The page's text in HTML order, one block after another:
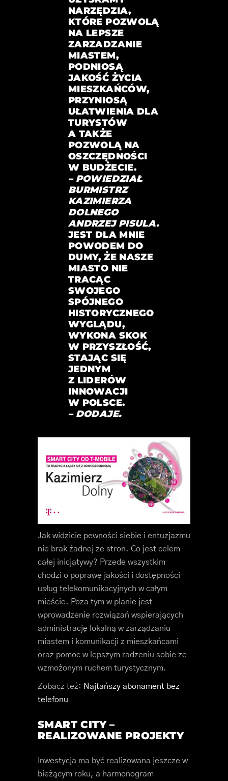
NARZĘDZIA,
KTÓRE POZWOLĄ
NA LEPSZE
ZARZADZANIE
MIASTEM,
PODNIOSĄ
JAKOŚĆ ŻYCIA
MIESZKAŃCÓW,
PRZYNIOSĄ
UŁATWIENIA DLA
TURYSTÓW
A TAKŻE
POZWOLĄ NA
OSZCZĘDNOŚCI
W BUDŻECIE.
– POWIEDZIAŁ
BURMISTRZ
KAZIMIERZA
DOLNEGO
ANDRZEJ PISULA.
JEST DLA MNIE
POWODEM DO
DUMY, ŻE NASZE
MIASTO NIE
TRACĄC
SWOJEGO
SPÓJNEGO
HISTORYCZNEGO
WYGLĄDU,
WYKONA SKOK
W PRZYSZŁOŚĆ,
STAJĄC SIĘ
JEDNYM
Z LIDERÓW
INNOWACJI
W POLSCE.
– DODAJE.
Jak widzicie pewności siebie i entuzjazmu
nie brak żadnej ze stron. Co jest celem
całej inicjatywy? Przede wszystkim
chodzi o poprawę jakości i dostępności
usług telekomunikacyjnych w całym
mieście. Poza tym w planie jest
wprowadzenie rozwiązań wspierających
administrację lokalną w zarządzaniu
miastem i komunikacji z mieszkańcami
oraz pomoc w lepszym radzeniu sobie ze
wzmożonym ruchem turystycznym.
Zobacz też: Najtańszy abonament bez
telefonu
SMART CITY –
REALIZOWANE PROJEKTY
Inwestycja ma być realizowana jeszcze w
bieżącym roku, a harmonogram